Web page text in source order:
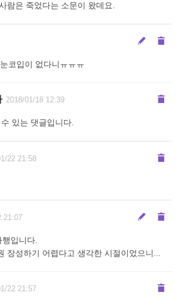
람은 죽었다는 소문이 왔데요.
코입이 없다니ㅠㅠㅠ
2018/01/18 12:39
있는 댓글입니다.
22 21:58
21:07
입니다.
장성하기 어렵다고 생각한 시절이었으니...
22 21:57